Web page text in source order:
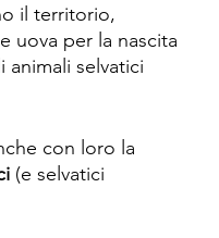
il territorio,
uova per la nascita
selvatici
con loro la
(e selvatici